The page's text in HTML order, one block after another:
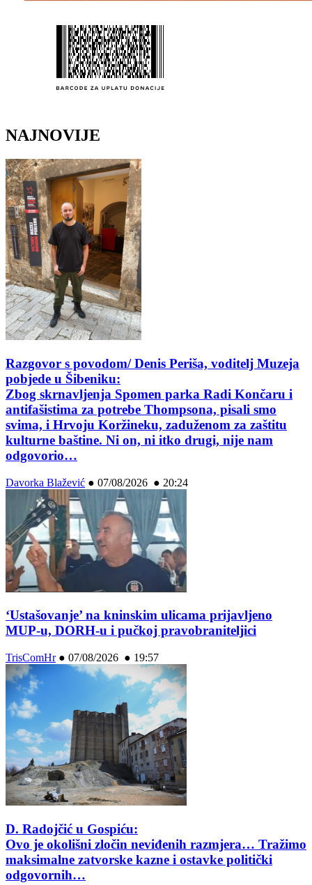
NAJNOVIJE
Razgovor s povodom/ Denis Periša, voditelj Muzeja
pobjede u Šibeniku:
Zbog skrnavljenja Spomen parka Radi Končaru i
antifašistima za potrebe Thompsona, pisali smo
svima, i Hrvoju Koržineku, zaduženom za zaštitu
kulturne baštine. Ni on, ni itko drugi, nije nam
odgovorio…
Davorka Blažević ● 07/08/2026 ● 20:24
‘Ustašovanje’ na kninskim ulicama prijavljeno
MUP-u, DORH-u i pučkoj pravobraniteljici
TrisComHr● 07/08/2026 ● 19:57
D. Radojčić u Gospiću:
Ovo je okolišni zločin neviđenih razmjera… Tražimo
maksimalne zatvorske kazne i ostavke politički
odgovornih…